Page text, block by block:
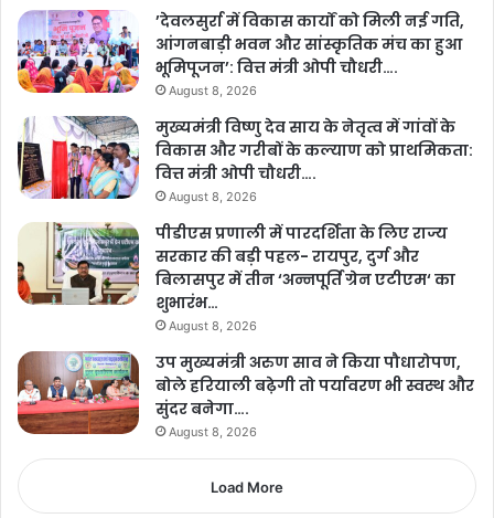
’देवलसुर्रा में विकास कार्यों को मिली नई गति,
आंगनबाड़ी भवन और सांस्कृतिक मंच का हुआ
भूमिपूजन’: वित्त मंत्री ओपी चौधरी….
August 8, 2026
मुख्यमंत्री विष्णु देव साय के नेतृत्व में गांवों के
विकास और गरीबों के कल्याण को प्राथमिकता:
वित्त मंत्री ओपी चौधरी….
August 8, 2026
पीडीएस प्रणाली में पारदर्शिता के लिए राज्य
सरकार की बड़ी पहल- रायपुर, दुर्ग और
बिलासपुर में तीन ‘अन्नपूर्ति ग्रेन एटीएम‘ का
शुभारंभ…
August 8, 2026
उप मुख्यमंत्री अरुण साव ने किया पौधारोपण,
बोले हरियाली बढ़ेगी तो पर्यावरण भी स्वस्थ और
सुंदर बनेगा….
August 8, 2026
Load More